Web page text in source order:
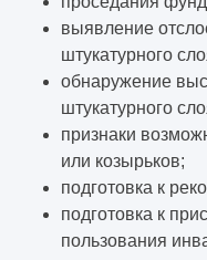
выявление
штукатурного
обнаружение
штукатурного
признаки
или козырьков;
подготовка к
подготовка к
пользования